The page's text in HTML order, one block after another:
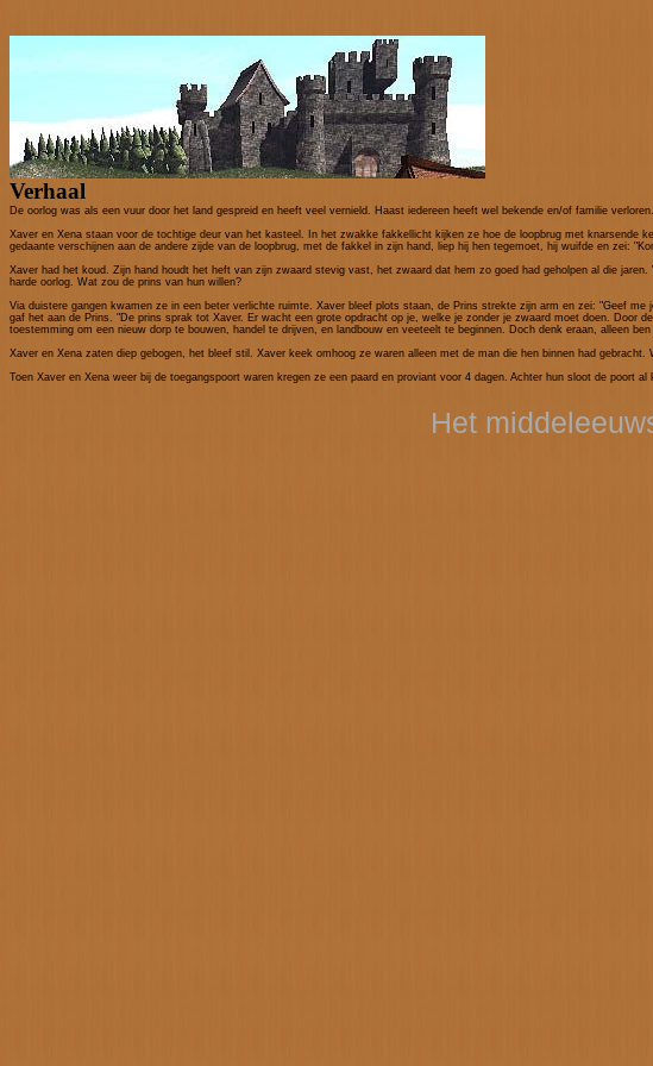
Verhaal
De oorlog was als een vuur door het land gespreid en heeft veel vernield. Haast iedereen heeft wel bekende en/of familie
Xaver en Xena staan voor de tochtige deur van het kasteel. In het zwakke fakkellicht kijken ze hoe de loopbrug met
gedaante verschijnen aan de andere zijde van de loopbrug, met de fakkel in zijn hand, liep hij hen tegemoet, hij wuifde en zei:
Xaver had het koud. Zijn hand houdt het heft van zijn zwaard stevig vast, het zwaard dat hem zo goed had geholpen al die
harde oorlog. Wat zou de prins van hun willen?
Via duistere gangen kwamen ze in een beter verlichte ruimte. Xaver bleef plots staan, de Prins strekte zijn arm en zei: "Geef
gaf het aan de Prins. "De prins sprak tot Xaver. Er wacht een grote opdracht op je, welke je zonder je zwaard moet doen.
toestemming om een nieuw dorp te bouwen, handel te drijven, en landbouw en veeteelt te beginnen. Doch denk eraan, alleen
Xaver en Xena zaten diep gebogen, het bleef stil. Xaver keek omhoog ze waren alleen met de man die hen binnen had
Toen Xaver en Xena weer bij de toegangspoort waren kregen ze een paard en proviant voor 4 dagen. Achter hun sloot de poort
Het